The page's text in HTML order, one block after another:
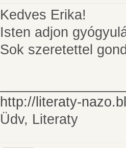
Kedves Erika!
Isten adjon
Sok szeretettel
http://literaty-
Üdv, Literaty